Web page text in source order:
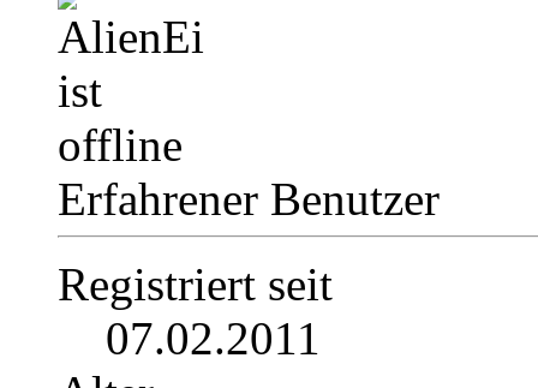
Erfahrener Benutzer
Registriert seit
07.02.2011